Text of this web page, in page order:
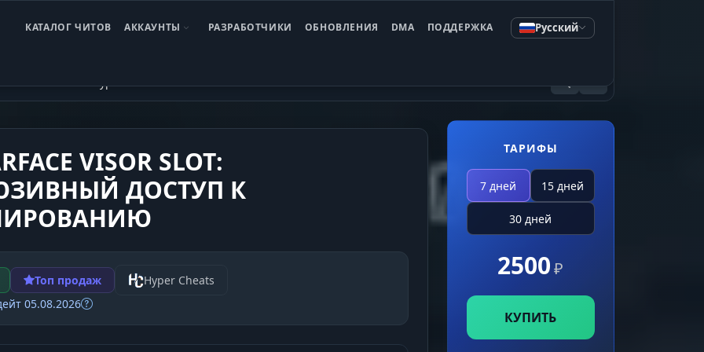
КАТАЛОГ ЧИТОВ АККАУНТЫ РАЗРАБОТЧИКИ ОБНОВЛЕНИЯ DMA ПОДДЕРЖКА Русский
Warface Hyper SLOT
VISOR SLOT:
ДОСТУП К
Топ продаж
Hyper Cheats
05.08.2026
ТАРИФЫ
7 дней 15 дней
30 дней
2500₽
КУПИТЬ